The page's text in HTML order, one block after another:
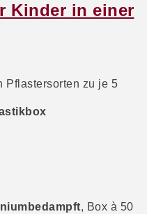
Kinder in einer
Pflastersorten zu je 5
, Box à 50